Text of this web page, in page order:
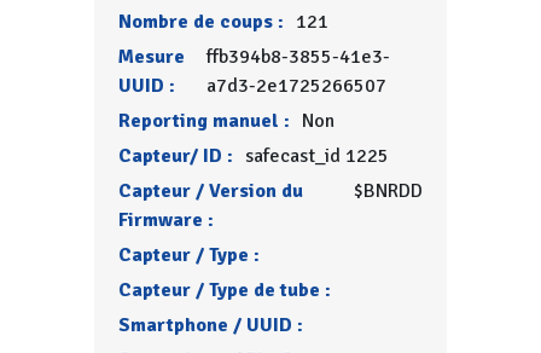
Nombre de coups : 121
Mesure
UUID :
ffb394b8-3855-41e3-
a7d3-2e1725266507
Reporting manuel : Non
Capteur/ ID : safecast_id 1225
Capteur / Version du
Firmware :
$BNRDD
Capteur / Type :
Capteur / Type de tube :
Smartphone / UUID :